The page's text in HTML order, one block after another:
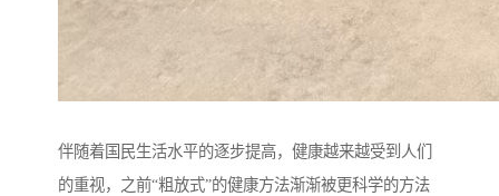
伴随着国民生活水平的逐步提高，健康越来越受到人们
的重视，之前“粗放式”的健康方法渐渐被更科学的方法